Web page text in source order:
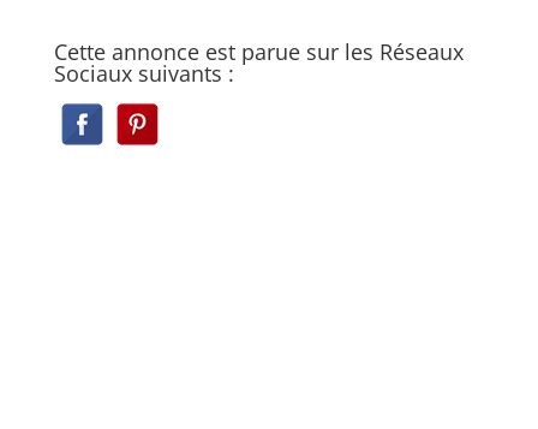
Cette annonce est parue sur les Réseaux
Sociaux suivants :